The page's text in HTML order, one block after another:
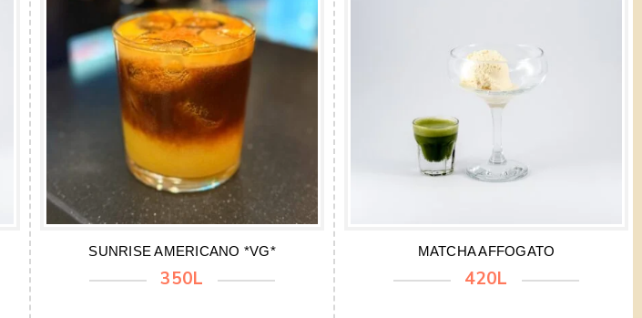
SUNRISE AMERICANO *VG*
350L
MATCHA AFFOGATO
420L